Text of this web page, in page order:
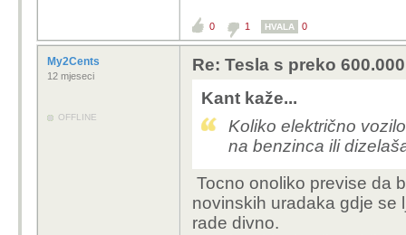
0 1 HVALA 0
My2Cents
12 mjeseci
OFFLINE
Re: Tesla s preko
Kant kaže...
Koliko električno
na benzinca ili
Tocno onoliko previse da
novinskih uradaka gdje se
rade divno.